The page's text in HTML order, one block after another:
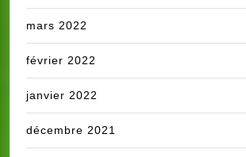
mars 2022
février 2022
janvier 2022
décembre 2021